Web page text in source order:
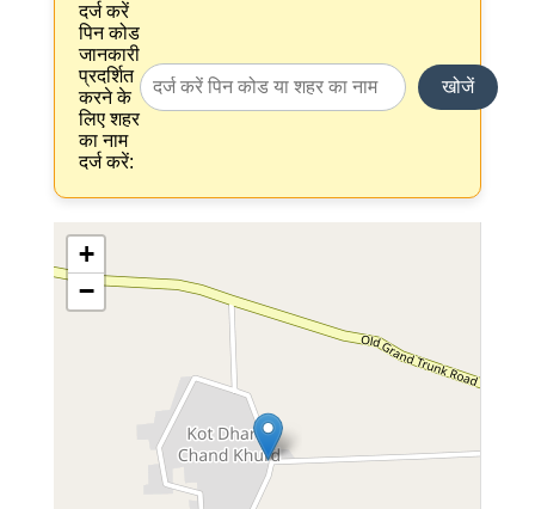
दर्ज करें
पिन कोड
जानकारी
प्रदर्शित
करने के
लिए शहर
का नाम
दर्ज करें:
खोजें
+
−